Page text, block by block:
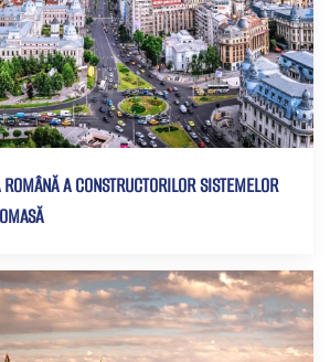
A CONSTRUCTORILOR SISTEMELOR